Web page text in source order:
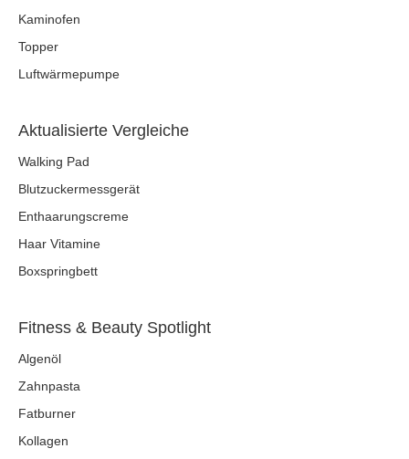
Kaminofen
Topper
Luftwärmepumpe
Aktualisierte Vergleiche
Walking Pad
Blutzuckermessgerät
Enthaarungscreme
Haar Vitamine
Boxspringbett
Fitness & Beauty Spotlight
Algenöl
Zahnpasta
Fatburner
Kollagen